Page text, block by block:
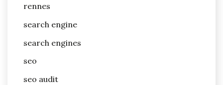
rennes
search engine
search engines
seo
seo audit